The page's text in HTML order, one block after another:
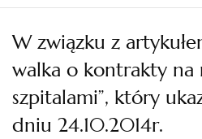
W związku z
walka o kontrakty na
szpitalami”, który
dniu 24.10.2014r.